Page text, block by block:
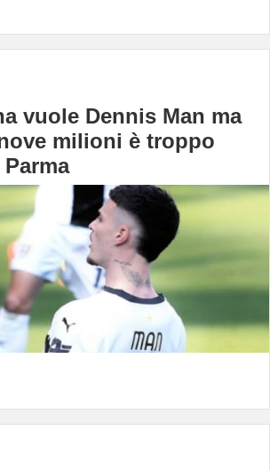
vuole Dennis Man ma
milioni è troppo